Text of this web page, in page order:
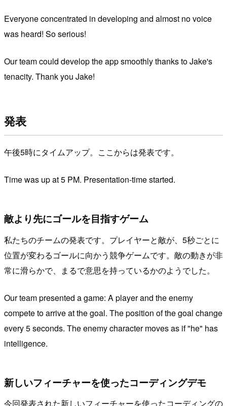
Everyone concentrated in developing and almost no voice
was heard! So serious!
Our team could develop the app smoothly thanks to Jake's
tenacity. Thank you Jake!
発表
午後5時にタイムアップ。ここからは発表です。
Time was up at 5 PM. Presentation-time started.
敵より先にゴールを目指すゲーム
私たちのチームの発表です。プレイヤーと敵が、5秒ごとに
位置が変わるゴールに向かう競争ゲームです。敵の動きが非
常に滑らかで、まるで意思を持っているかのようでした。
Our team presented a game: A player and the enemy
compete to arrive at the goal. The position of the goal change
every 5 seconds. The enemy character moves as if "he" has
intelligence.
新しいフィーチャーを使ったコーディングデモ
今回発表された新しいフィーチャーを使ったコーディングの